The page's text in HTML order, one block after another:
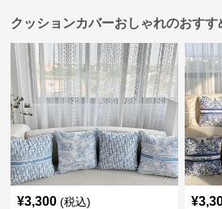
クッションカバーおしゃれのおすす
¥3,300 (税込) ¥